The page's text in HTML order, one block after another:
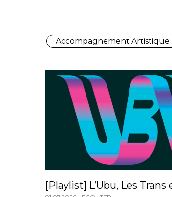
Accompagnement Artistique
[Playlist] L’Ubu, Les Trans